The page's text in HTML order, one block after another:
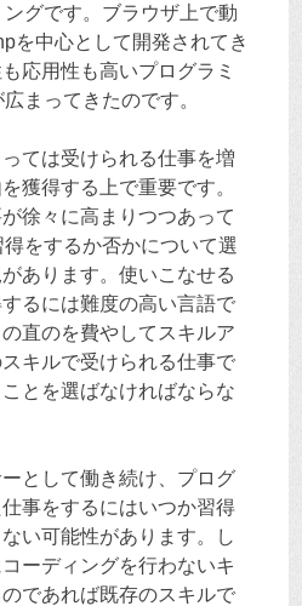
グです。ブラウザ上で動
を中心として開発されてき
応用性も高いプログラミ
まってきたのです。
ては受けられる仕事を増
獲得する上で重要です。
徐々に高まりつつあって
をするか否かについて選
あります。使いこなせる
るには難度の高い言語で
直のを費やしてスキルア
キルで受けられる仕事で
とを選ばなければならな
として働き続け、プログ
事をするにはいつか習得
い可能性があります。し
ーディングを行わないキ
であれば既存のスキルで